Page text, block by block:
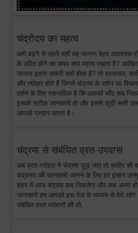
चंद्रोदय का महत्व
आगे बढ़ने से पहले यहाँ यह जानना बेहद आवश्यक
के उदित होने का समय क्या महत्व रखता है?
जानना इतना ज़रूरी क्यों होता है? तो दरअसल,
और त्योहार होते हैं जिनमें चंद्रमा के दर्शन का
दर्शन के लिए स्वाभाविक है कि आपको चाँद कब
इसकी सटीक जानकारी हो और इससे जुड़ी सारी
आपको प्रदान करता है।
चंद्रमा से संबंधित व्रत-उपवास
अब व्रत-त्योहार में चंद्रमा जुड़ जाए तो ज़ाहिर
चंद्रास्त की जानकारी जानने के लिए हर इंसान
शहर में आज चंद्रमा कब निकलेगा और कब अस्त हो
जानकारी हम आपको इस पेज के माध्यम से देते
संबंधित व्रत त्योहारों की तो,